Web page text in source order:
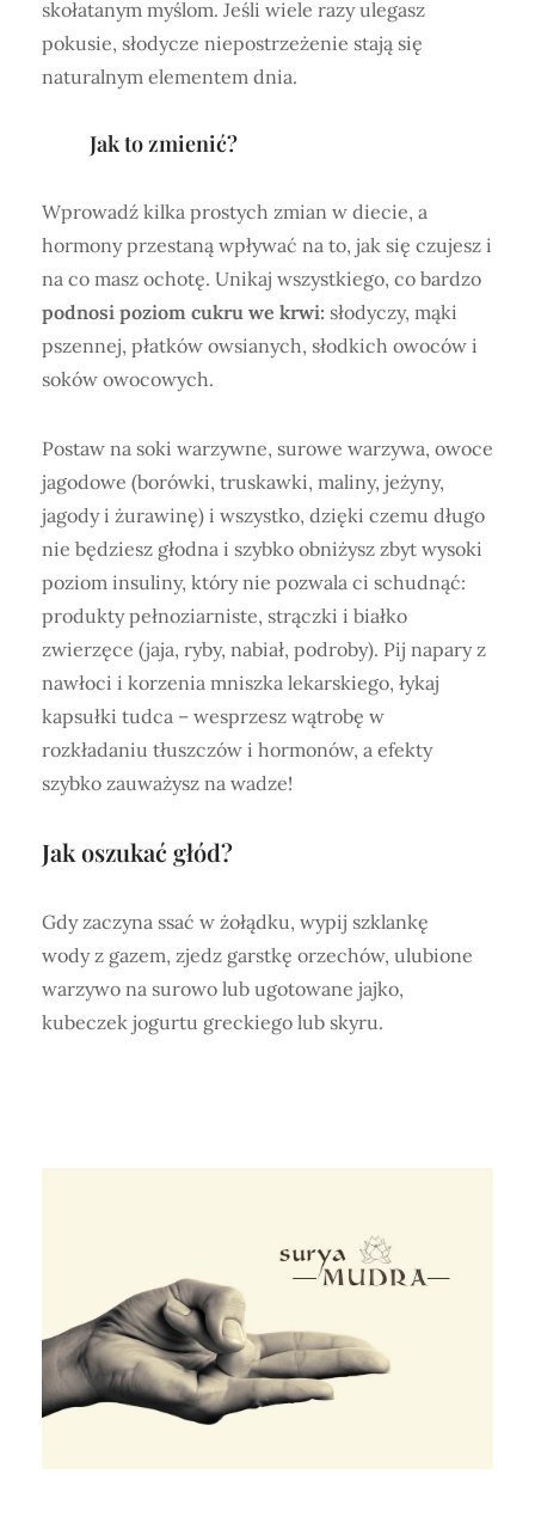
skołatanym myślom. Jeśli wiele razy ulegasz
pokusie, słodycze niepostrzeżenie stają się
naturalnym elementem dnia.
Jak to zmienić?
Wprowadź kilka prostych zmian w diecie, a
hormony przestaną wpływać na to, jak się czujesz i
na co masz ochotę. Unikaj wszystkiego, co bardzo
podnosi poziom cukru we krwi: słodyczy, mąki
pszennej, płatków owsianych, słodkich owoców i
soków owocowych.
Postaw na soki warzywne, surowe warzywa, owoce
jagodowe (borówki, truskawki, maliny, jeżyny,
jagody i żurawinę) i wszystko, dzięki czemu długo
nie będziesz głodna i szybko obniżysz zbyt wysoki
poziom insuliny, który nie pozwala ci schudnąć:
produkty pełnoziarniste, strączki i białko
zwierzęce (jaja, ryby, nabiał, podroby). Pij napary z
nawłoci i korzenia mniszka lekarskiego, łykaj
kapsułki tudca – wesprzesz wątrobę w
rozkładaniu tłuszczów i hormonów, a efekty
szybko zauważysz na wadze!
Jak oszukać głód?
Gdy zaczyna ssać w żołądku, wypij szklankę
wody z gazem, zjedz garstkę orzechów, ulubione
warzywo na surowo lub ugotowane jajko,
kubeczek jogurtu greckiego lub skyru.